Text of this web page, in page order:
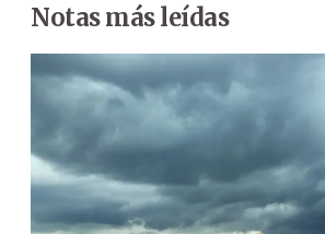
Notas más leídas